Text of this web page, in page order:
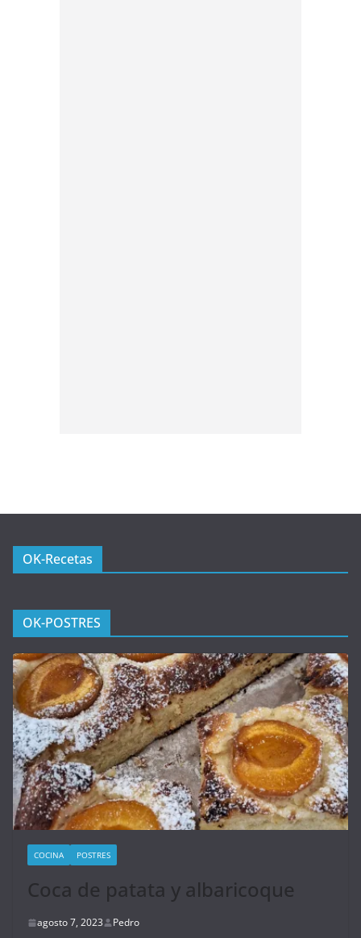
OK-Recetas
OK-POSTRES
COCINA POSTRES
Coca de patata y albaricoque
agosto 7, 2023 Pedro